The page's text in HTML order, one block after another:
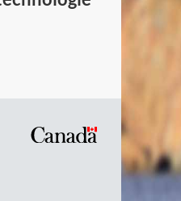
Symbole